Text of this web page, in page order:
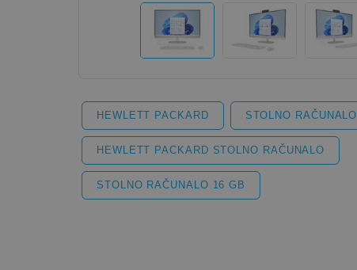
HEWLETT PACKARD STOLNO RAČUNALO
HEWLETT PACKARD STOLNO RAČUNALO
STOLNO RAČUNALO 16 GB